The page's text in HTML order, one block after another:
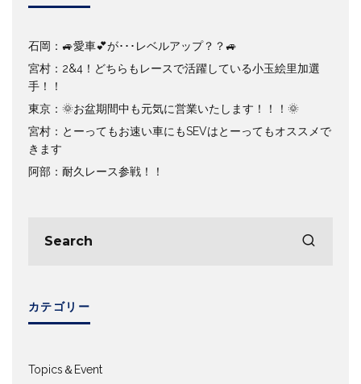
石岡：🚙愛車💕が･･･レベルアップ？？🚙
宮村：2&4！どちらもレースで活躍している小玉絵里加選
手！！
東京：🌞お盆期間中も元気に営業いたします！！！🌞
宮村：とーってもお速い車にもSEVはとーってもオススメで
きます
阿部：耐久レース参戦！！
カテゴリー
Topics＆Event